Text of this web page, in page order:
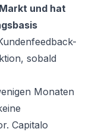
und hat
sobald
Monaten
Capitalo